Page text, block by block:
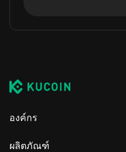
องค์กร
ผลิตภัณฑ์